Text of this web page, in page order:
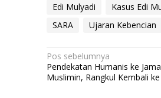
B
n
i
,
H
Edi Mulyadi Kasus Edi
SARA
Ujaran Kebencian
N
a
Pos sebelumnya
Pendekatan Humanis ke
Muslimin, Rangkul Kembali